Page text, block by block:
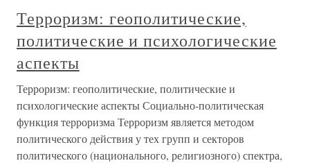
Терроризм: геополитические,
политические и психологические
аспекты
Терроризм: геополитические, политические и
психологические аспекты Социально-политическая
функция терроризма Терроризм является методом
политического действия у тех групп и секторов
политического (национального, религиозного) спектра,